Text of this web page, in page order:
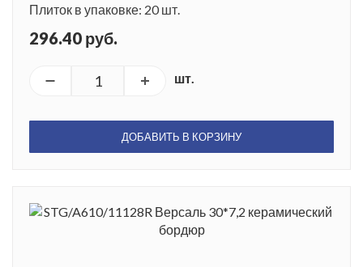
Плиток в упаковке: 20 шт.
296.40 руб.
шт.
ДОБАВИТЬ В КОРЗИНУ